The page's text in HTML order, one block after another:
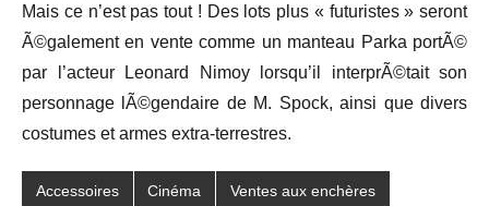
Mais ce n’est pas tout ! Des lots plus « futuristes » seront
Ã©galement en vente comme un manteau Parka portÃ©
par l’acteur Leonard Nimoy lorsqu’il interprÃ©tait son
personnage lÃ©gendaire de M. Spock, ainsi que divers
costumes et armes extra-terrestres.
Accessoires Cinéma Ventes aux enchères